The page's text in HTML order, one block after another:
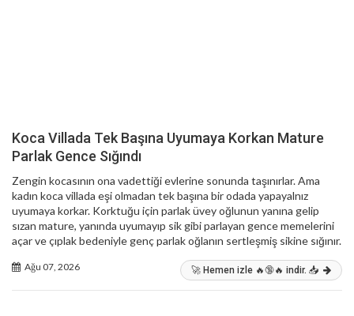
Koca Villada Tek Başına Uyumaya Korkan Mature
Parlak Gence Sığındı
Zengin kocasının ona vadettiği evlerine sonunda taşınırlar. Ama
kadın koca villada eşi olmadan tek başına bir odada yapayalnız
uyumaya korkar. Korktuğu için parlak üvey oğlunun yanına gelip
sızan mature, yanında uyumayıp sik gibi parlayan gence memelerini
açar ve çıplak bedeniyle genç parlak oğlanın sertleşmiş sikine sığınır.
Ağu 07, 2026 🚀 Hemen izle 🔥🔞🔥 indir. 📥